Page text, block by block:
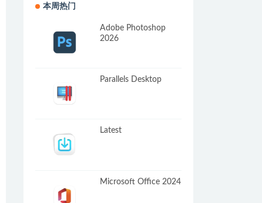
本周热门
Adobe Photoshop
2026
Parallels Desktop
Latest
Microsoft Office 2024